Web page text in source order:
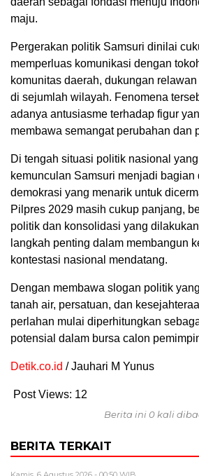
maju.
Pergerakan politik Samsuri dinilai
memperluas komunikasi dengan
komunitas daerah, dukungan
di sejumlah wilayah. Fenomena
adanya antusiasme terhadap figur
membawa semangat perubahan dan
Di tengah situasi politik nasional
kemunculan Samsuri menjadi bagian
demokrasi yang menarik untuk
Pilpres 2029 masih cukup panjang,
politik dan konsolidasi yang
langkah penting dalam membangun
kontestasi nasional mendatang.
Dengan membawa slogan politik
tanah air, persatuan, dan
perlahan mulai diperhitungkan
potensial dalam bursa calon
Detik.co.id / Jauhari M Yunus
Post Views: 12
Berita ini 0 kali
BERITA TERKAIT